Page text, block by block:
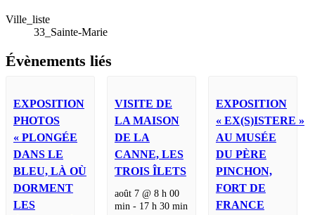
Ville_liste
33_Sainte-Marie
Évènements liés
EXPOSITION
PHOTOS
« PLONGÉE
DANS LE
BLEU, LÀ OÙ
DORMENT
LES
VISITE DE
LA MAISON
DE LA
CANNE, LES
TROIS ÎLETS
août 7 @ 8 h 00
min- 17 h 30 min
EXPOSITION
« EX(S)ISTERE »
AU MUSÉE
DU PÈRE
PINCHON,
FORT DE
FRANCE